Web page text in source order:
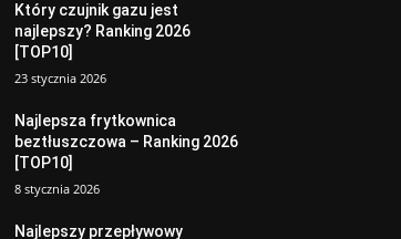
Który czujnik gazu jest
najlepszy? Ranking 2026
[TOP10]
23 stycznia 2026
Najlepsza frytkownica
beztłuszczowa – Ranking 2026
[TOP10]
8 stycznia 2026
Najlepszy przepływowy